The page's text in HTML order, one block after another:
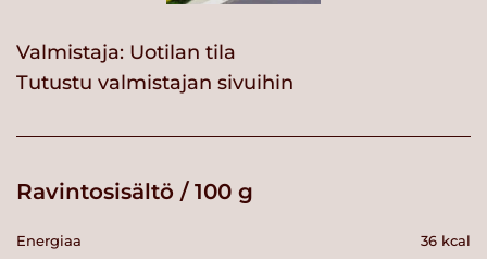
Valmistaja: Uotilan tila
Tutustu valmistajan sivuihin
Ravintosisältö / 100 g
Energiaa 36 kcal